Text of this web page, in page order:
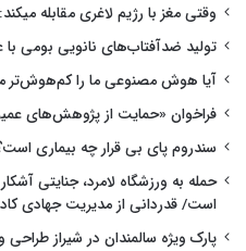
وقتی مغز با رژیم لاغری مقابله
تولید ضدآفتاب‌های نانویی بومی با
آیا هوش مصنوعی ما را کم‌هوش‌تر
فراخوان «حمایت از پژوهش‌های
سندروم پای بی قرار چه بیماری
حمله به ورزشگاه لامرد، جنایتی
است/ قدردانی از مدیریت جهادی
پارک ویژه سالمندان در شیراز